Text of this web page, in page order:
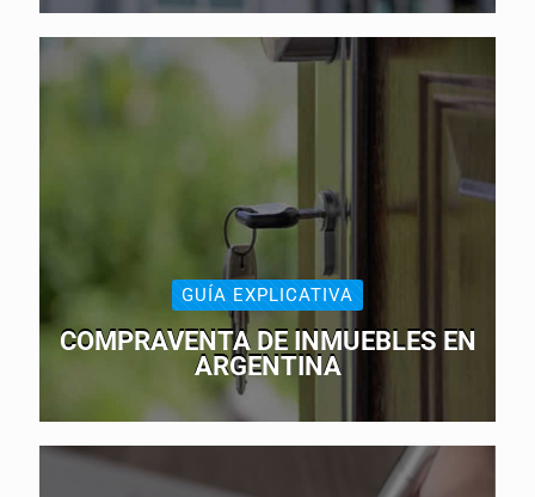
GUÍA EXPLICATIVA
COMPRAVENTA DE INMUEBLES EN
ARGENTINA